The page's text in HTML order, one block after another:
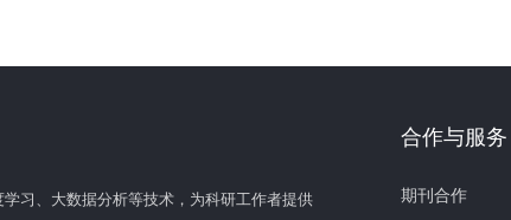
习、大数据分析等技术，为科研工作者提供
合作与服务
期刊合作